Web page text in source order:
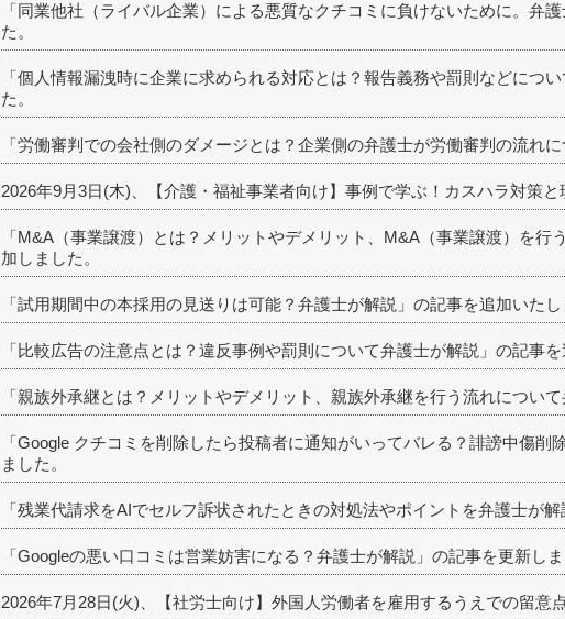
「同業他社（ライバル企業）による悪質なクチコミに負けないために。弁
た。
「個人情報漏洩時に企業に求められる対応とは？報告義務や罰則などにつ
た。
「労働審判での会社側のダメージとは？企業側の弁護士が労働審判の流れ
2026年9月3日(木)、【介護・福祉事業者向け】事例で学ぶ！カスハラ対策
「M&A（事業譲渡）とは？メリットやデメリット、M&A（事業譲渡）を行
加しました。
「試用期間中の本採用の見送りは可能？弁護士が解説」の記事を追加いたし
「比較広告の注意点とは？違反事例や罰則について弁護士が解説」の記事を
「親族外承継とは？メリットやデメリット、親族外承継を行う流れについ
「Google クチコミを削除したら投稿者に通知がいってバレる？誹謗中傷削
ました。
「残業代請求をAIでセルフ訴状されたときの対処法やポイントを弁護士が解
「Googleの悪い口コミは営業妨害になる？弁護士が解説」の記事を更新しま
2026年7月28日(火)、【社労士向け】外国人労働者を雇用するうえでの留意